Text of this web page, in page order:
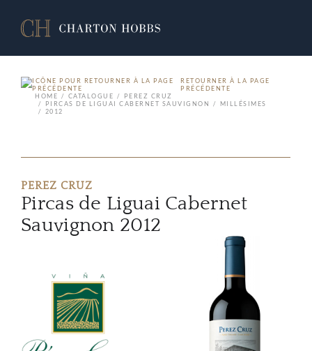
RETOURNER À LA PAGE
PRÉCÉDENTE
HOME
CATALOGUE
PEREZ CRUZ
PIRCAS DE LIGUAI CABERNET SAUVIGNON
MILLÉSIMES
2012
PEREZ CRUZ
Pircas de Liguai Cabernet
Sauvignon 2012